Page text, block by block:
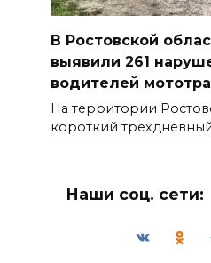
В Ростовской
выявили 261
водителей
На территории
короткий
Наши соц. сети: